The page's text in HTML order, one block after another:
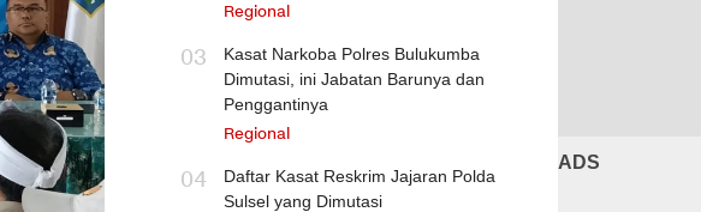
Regional
03
Kasat Narkoba Polres Bulukumba
Dimutasi, ini Jabatan Barunya dan
Penggantinya
Regional
04
Daftar Kasat Reskrim Jajaran Polda
Sulsel yang Dimutasi
ADS